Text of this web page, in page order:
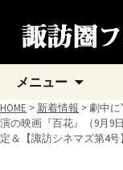
メニュー
テ
ン
ツ
へ
HOME > 新着情報 > 劇中
演の映画『百花』（9月9
定＆【諏訪シネマズ第4号